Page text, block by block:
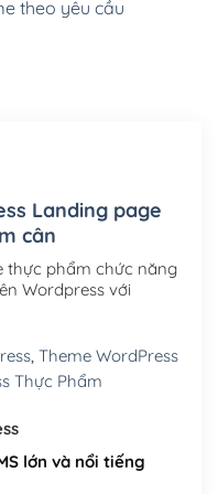
Wordpress(+100,000₫)
(1 năm)
(+550,000₫)
theo yêu cầu
Landing page
cân
thực phẩm chức năng
Wordpress với
, Theme WordPress
Thực Phẩm
lớn và nổi tiếng